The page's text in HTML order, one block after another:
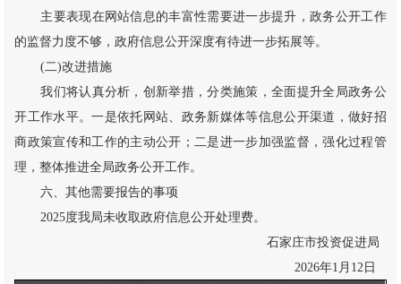
主要表现在网站信息的丰富性需要进一步提升，政务公开工作
的监督力度不够，政府信息公开深度有待进一步拓展等。
(二)改进措施
我们将认真分析，创新举措，分类施策，全面提升全局政务公
开工作水平。一是依托网站、政务新媒体等信息公开渠道，做好招
商政策宣传和工作的主动公开；二是进一步加强监督，强化过程管
理，整体推进全局政务公开工作。
六、其他需要报告的事项
2025度我局未收取政府信息公开处理费。
石家庄市投资促进局
2026年1月12日